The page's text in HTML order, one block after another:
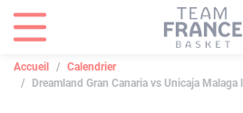
Accueil
Calendrier
Dreamland Gran Canaria vs Unicaja
Panneau de gestion des cookies